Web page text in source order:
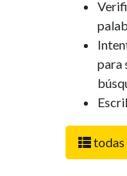
todas
para